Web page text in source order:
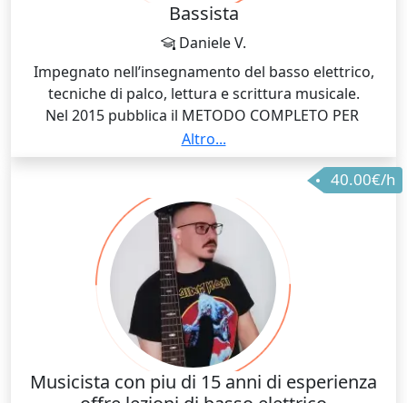
Bassista
Daniele V.
Impegnato nell’insegnamento del basso elettrico,
tecniche di palco, lettura e scrittura musicale.
Nel 2015 pubblica il METODO COMPLETO PER
UKULELE BASSO, edito da Sinfonica. Unico libro in
Italia sullo strumento, poi tradotto in inglese e
Endorser ufficiale KALA (ukulele basso), ATS Italy
(amplificazione x Basso) e GallI Strings (corde).
Altro...
40.00€/h
Musicista con piu di 15 anni di esperienza